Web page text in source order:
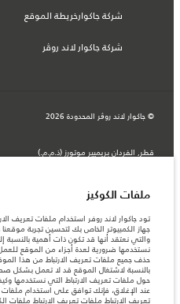
شركة جاكوارخريطة الموقع
شركة جاكوار لاند روڤر
© جاكوار لاند روڨر المحدودة 2026
قطر, الفردان بريميير موتورز (ذ.م.م.)
والتحقق من الأسعار.
الأرقام المقدمة هي نتيجة لاختبارات المصنع
يتباين استهلك الوقود الفعلي للمركبة عن
الأرقام بغرض المقارنة فحسب.
قد تختلف الأسعار في صالة العرض حسب
ملاحظة مهمة حول الصور والمواصفات. إن
في مواصفات تصميم السيارات وتوفر
للغاية، ونتيجة لذلك، قد لا تمثّل الصور
بالكامل بالنسبة إلى الميزات والخيارات
سيتمكّن من تأكيد أي تقييدات حالية معك
ملفات الكوكيز
تود جاكوار لاند روفر استخدام ملفات تعريف
جهاز الكمبيوتر الخاص بك لتحسين تجربة موقعنا
والتي نعتقد أنها قد تكون ذات أهمية بالنسبة
نستخدمها ضرورية لعدة أجزاء من الموقع
حذف جميع ملفات تعريف الارتباط من هذا
بالنسبة لاشتغال الموقع قد لا تعمل بشكل
حول ملفات تعريف الارتباط التي نستخدمها
عند الإغلاق، فإنك توافق على استخدام
تعريف الارتباط ملفات تعريف الارتباط ملفات